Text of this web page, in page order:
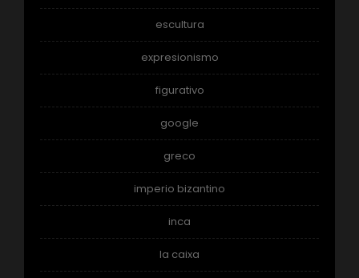
escultura
expresionismo
figurativo
google
greco
imperio bizantino
inca
la caixa